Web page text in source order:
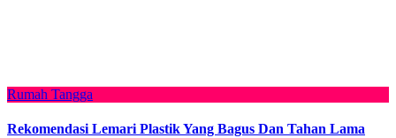
Rumah Tangga
Rekomendasi Lemari Plastik Yang Bagus Dan Tahan Lama